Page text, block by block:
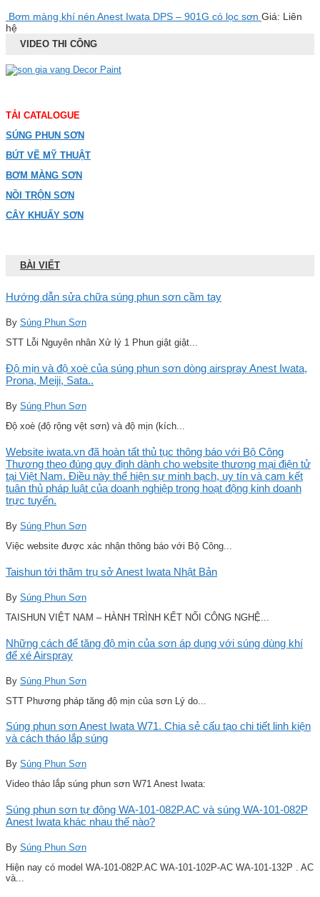
Bơm màng khí nén Anest Iwata DPS – 901G có lọc sơn Giá: Liên
hệ
VIDEO THI CÔNG
TẢI CATALOGUE
SÚNG PHUN SƠN
BÚT VẼ MỸ THUẬT
BƠM MÀNG SƠN
NỒI TRỘN SƠN
CÂY KHUẤY SƠN
BÀI VIẾT
Hướng dẫn sửa chữa súng phun sơn cầm tay
By Súng Phun Sơn
STT Lỗi Nguyên nhân Xử lý 1 Phun giật giật...
Độ mịn và độ xoè của súng phun sơn dòng airspray Anest Iwata,
Prona, Meiji, Sata..
By Súng Phun Sơn
Độ xoè (độ rộng vệt sơn) và độ mịn (kích...
Website iwata.vn đã hoàn tất thủ tục thông báo với Bộ Công
Thương theo đúng quy định dành cho website thương mại điện tử
tại Việt Nam. Điều này thể hiện sự minh bạch, uy tín và cam kết
tuân thủ pháp luật của doanh nghiệp trong hoạt động kinh doanh
trực tuyến.
By Súng Phun Sơn
Việc website được xác nhận thông báo với Bộ Công...
Taishun tới thăm trụ sở Anest Iwata Nhật Bản
By Súng Phun Sơn
TAISHUN VIỆT NAM – HÀNH TRÌNH KẾT NỐI CÔNG NGHỆ...
Những cách để tăng độ mịn của sơn áp dụng với súng dùng khí
để xé Airspray
By Súng Phun Sơn
STT Phương pháp tăng độ mịn của sơn Lý do...
Súng phun sơn Anest Iwata W71. Chia sẻ cấu tạo chi tiết linh kiện
và cách tháo lắp súng
By Súng Phun Sơn
Video tháo lắp súng phun sơn W71 Anest Iwata:
Súng phun sơn tự động WA-101-082P.AC và súng WA-101-082P
Anest Iwata khác nhau thế nào?
By Súng Phun Sơn
Hiện nay có model WA-101-082P.AC WA-101-102P-AC WA-101-132P . AC
và...